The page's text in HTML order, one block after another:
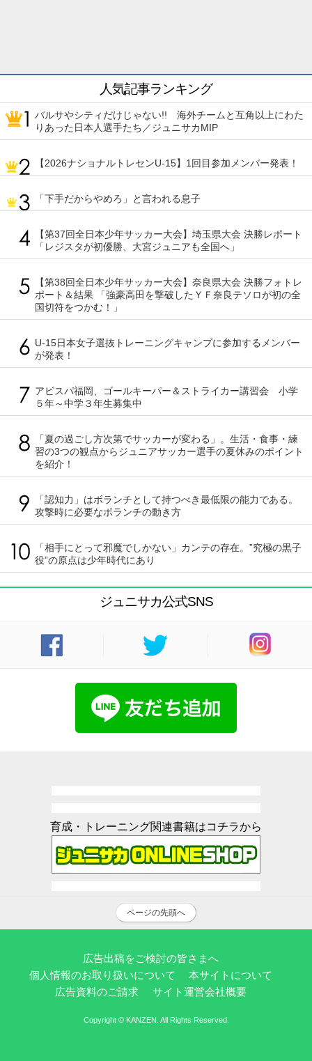
人気記事ランキング
バルサやシティだけじゃない!! 海外チームと互角以上にわた
りあった日本人選手たち／ジュニサカMIP
【2026ナショナルトレセンU-15】1回目参加メンバー発表！
「下手だからやめろ」と言われる息子
【第37回全日本少年サッカー大会】埼玉県大会 決勝レポート
「レジスタが初優勝、大宮ジュニアも全国へ」
【第38回全日本少年サッカー大会】奈良県大会 決勝フォトレ
ポート＆結果 「強豪高田を撃破したＹＦ奈良テソロが初の全
国切符をつかむ！」
U-15日本女子選抜トレーニングキャンプに参加するメンバー
が発表！
アビスパ福岡、ゴールキーパー＆ストライカー講習会 小学
５年～中学３年生募集中
「夏の過ごし方次第でサッカーが変わる」。生活・食事・練
習の3つの観点からジュニアサッカー選手の夏休みのポイント
を紹介！
「認知力」はボランチとして持つべき最低限の能力である。
攻撃時に必要なボランチの動き方
「相手にとって邪魔でしかない」カンテの存在。”究極の黒子
役”の原点は少年時代にあり
ジュニサカ公式SNS
育成・トレーニング関連書籍はコチラから
ページの先頭へ
広告出稿をご検討の皆さまへ
個人情報のお取り扱いについて
本サイトについて
広告資料のご請求
サイト運営会社概要
Copyright © KANZEN. All Rights Reserved.